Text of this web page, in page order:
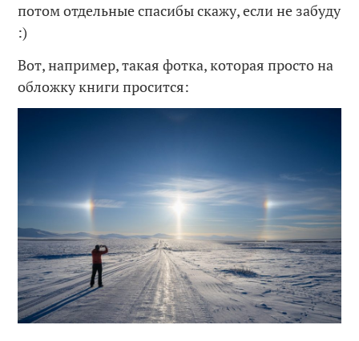
потом отдельные спасибы скажу, если не забуду
:)
Вот, например, такая фотка, которая просто на
обложку книги просится: